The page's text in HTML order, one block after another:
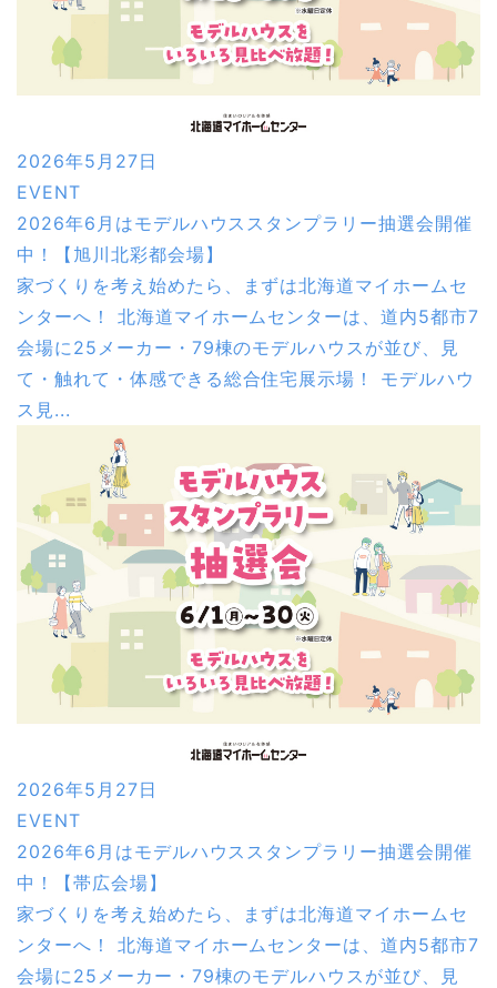
2026年5月27日
EVENT
2026年6月はモデルハウススタンプラリー抽選会開催
中！【旭川北彩都会場】
家づくりを考え始めたら、まずは北海道マイホームセ
ンターへ！ 北海道マイホームセンターは、道内5都市7
会場に25メーカー・79棟のモデルハウスが並び、見
て・触れて・体感できる総合住宅展示場！ モデルハウ
ス見...
2026年5月27日
EVENT
2026年6月はモデルハウススタンプラリー抽選会開催
中！【帯広会場】
家づくりを考え始めたら、まずは北海道マイホームセ
ンターへ！ 北海道マイホームセンターは、道内5都市7
会場に25メーカー・79棟のモデルハウスが並び、見